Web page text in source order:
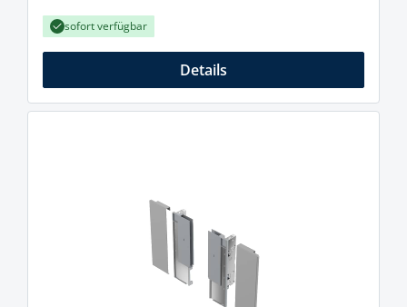
sofort verfügbar
Details